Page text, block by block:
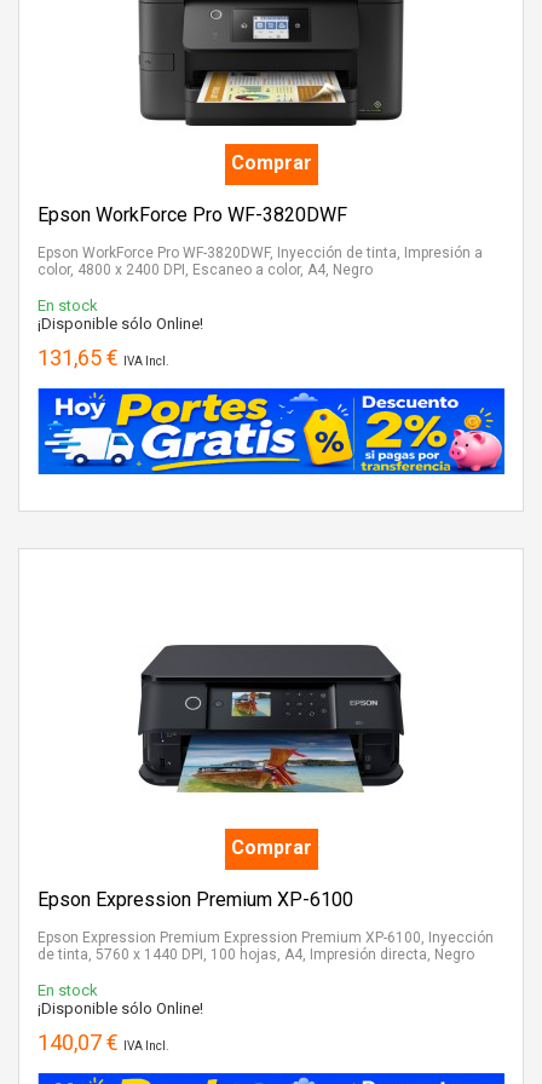
Comprar
Epson WorkForce Pro WF-3820DWF
Epson WorkForce Pro WF-3820DWF, Inyección de tinta, Impresión a
color, 4800 x 2400 DPI, Escaneo a color, A4, Negro
En stock
¡Disponible sólo Online!
131,65 € IVA Incl.
Comprar
Epson Expression Premium XP-6100
Epson Expression Premium Expression Premium XP-6100, Inyección
de tinta, 5760 x 1440 DPI, 100 hojas, A4, Impresión directa, Negro
En stock
¡Disponible sólo Online!
140,07 € IVA Incl.